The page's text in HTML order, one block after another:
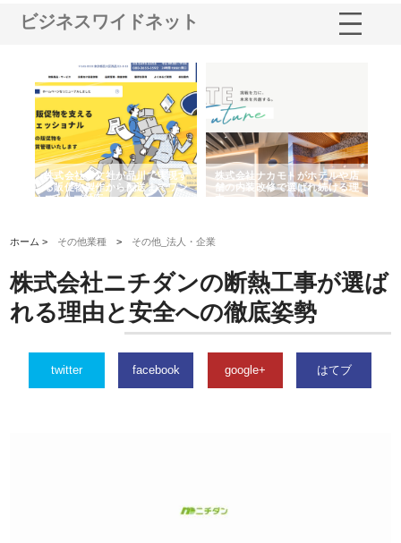
ビジネスワイドネット
株式会社耕文社が品川で実現す
る販促物製作から配送までワン
ストップ対応
株式会社ナカモトがホテルや店
舗の内装改修で選ばれ続ける理
由
ホーム > その他業種 > その他_法人・企業
株式会社ニチダンの断熱工事が選ば
れる理由と安全への徹底姿勢
twitter facebook google+ はてブ